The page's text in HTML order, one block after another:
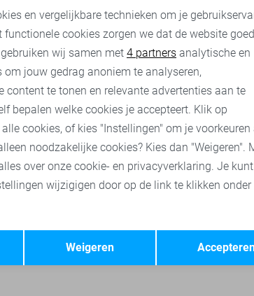
point jurken SisterS point broeken SisterS point
Marketing cookies
Opslaan
en vergelijkbare technieken om je
functionele cookies zorgen we dat de website goed
wij samen met 4 partners analytische en
om jouw gedrag anoniem te analyseren,
content te tonen en relevante advertenties aan te
bepalen welke cookies je accepteert. Klik op
alle cookies, of kies "Instellingen" om je voorkeuren
noodzakelijke cookies? Kies dan "Weigeren".
over onze cookie- en privacyverklaring. Je
wijzigigen door op de link te klikken onder
Weigeren